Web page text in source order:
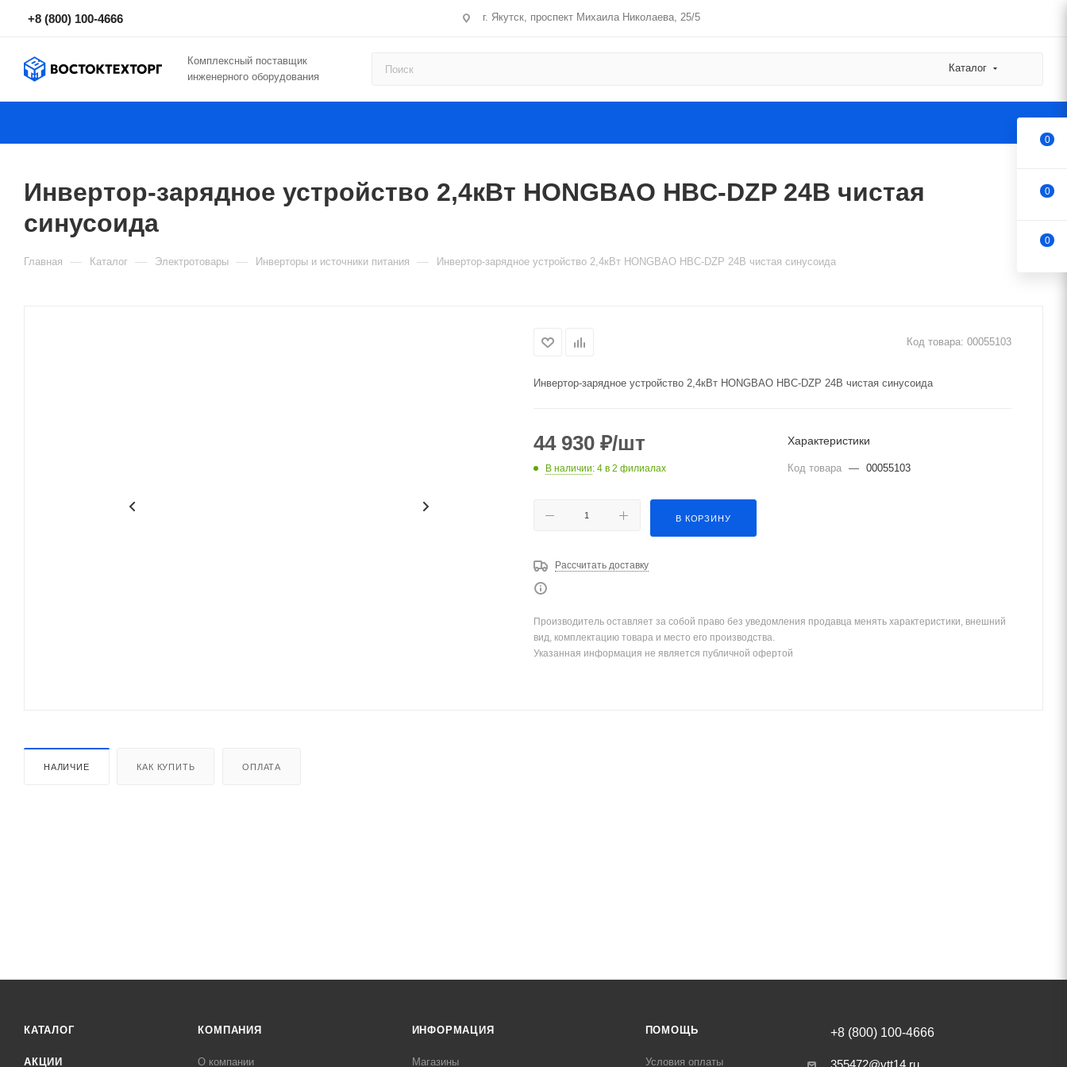
+8 (800) 100-4666 г. Якутск, проспект Михаила Николаева, 25/5
Комплексный поставщик
инженерного оборудования
Каталог
Инвертор-зарядное устройство 2,4кВт HONGBAO HBC-DZP 24В чистая
синусоида
Главная — Каталог — Электротовары — Инверторы и источники питания — Инвертор-зарядное устройство 2,4кВт HONGBAO HBC-DZP 24В чистая синусоида
Код товара: 00055103
Инвертор-зарядное устройство 2,4кВт HONGBAO HBC-DZP 24В чистая синусоида
44 930 ₽/шт
В наличии: 4 в 2 филиалах
В КОРЗИНУ
Рассчитать доставку
Характеристики
Код товара — 00055103
Производитель оставляет за собой право без уведомления продавца менять характеристики, внешний
вид, комплектацию товара и место его производства.
Указанная информация не является публичной офертой
НАЛИЧИЕ КАК КУПИТЬ ОПЛАТА
КАТАЛОГ
АКЦИИ
КОМПАНИЯ
О компании
ИНФОРМАЦИЯ
Магазины
ПОМОЩЬ
Условия оплаты
+8 (800) 100-4666
355472@vtt14.ru
0
0
0